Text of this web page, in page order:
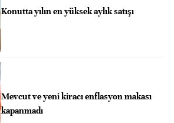
Konutta yılın en yüksek aylık satışı
Mevcut ve yeni kiracı enflasyon makası
kapanmadı